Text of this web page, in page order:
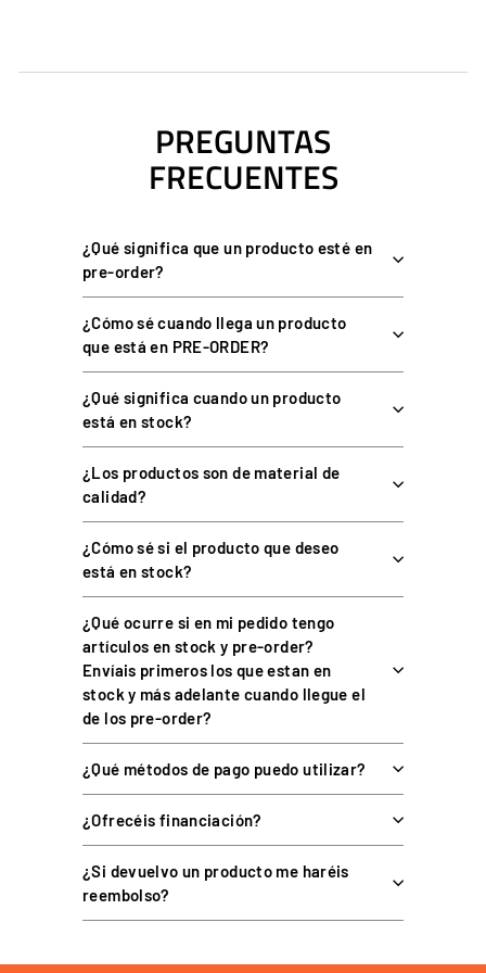
Clic mecánico característico al meter y quitar cada marcha,
para una inmersión total.
palanca por campo magnético, sin desgaste y con medición
precisa y repetible.
casquillos deslizantes para más suavidad y durabilidad.
Dureza ajustable
Palanca en vertical u horizontal
, para adaptarse a tu
posición de montaje.
Fijación de 2 puntos(frontal y trasera) directa a perfil de
aluminio de 40 mm.
microgranallado y acero al carbono con pintura en polvo.
ESPECIFICACIONES TÉCNICAS
CARACTERÍSTICA
Shifter secuencial (plug &
play)
Mecanismo
Doble etapa con punto de
Sensores 2× Hall sin contacto
Ajuste de dureza
PREGUNTAS
FRECUENTES
¿Qué significa que un producto esté en
pre-order?
¿Cómo sé cuando llega un producto
que está en PRE-ORDER?
¿Qué significa cuando un producto
está en stock?
¿Los productos son de material de
calidad?
¿Cómo sé si el producto que deseo
está en stock?
¿Qué ocurre si en mi pedido tengo
artículos en stock y pre-order?
Envíais primeros los que estan en
stock y más adelante cuando llegue el
de los pre-order?
¿Qué métodos de pago puedo utilizar?
¿Ofrecéis financiación?
¿Si devuelvo un producto me haréis
reembolso?